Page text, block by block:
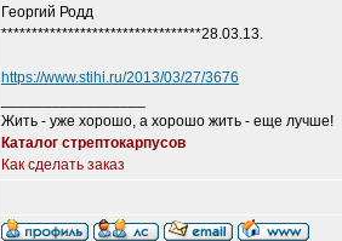
Георгий Родд
*********************************28.03.13.
https://www.stihi.ru/2013/03/27/3676
Жить - уже хорошо, а хорошо жить - еще лучше!
Каталог стрептокарпусов
Как сделать заказ